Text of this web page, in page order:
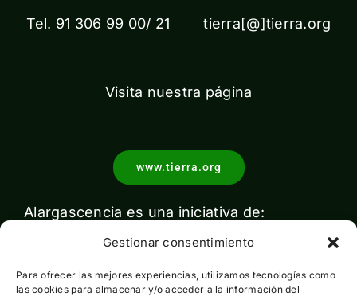
Gestionar consentimiento
Para ofrecer las mejores experiencias, utilizamos tecnologías como
las cookies para almacenar y/o acceder a la información del
Tel. 91 306 99 00/ 21 tierra[@]tierra.org
Visita nuestra página
www.tierra.org
Alargascencia es una iniciativa de: